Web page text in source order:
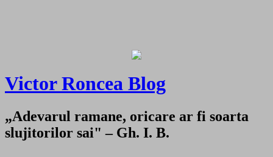
Victor Roncea Blog
„Adevarul ramane, oricare ar fi soarta
slujitorilor sai" – Gh. I. B.